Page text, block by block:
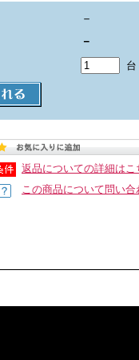
－
－
台
返品についての詳細はこ
この商品について問い合